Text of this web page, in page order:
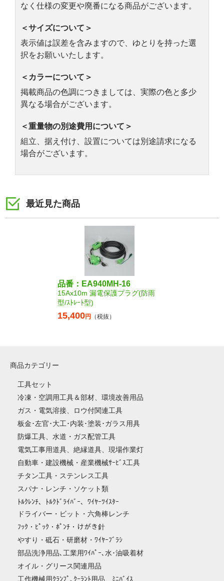
なく仕様の変更や廃番になる商品がございます。
＜サイズについて＞
表示値は誤差を含みますので、ゆとりを持った選
択をお願いいたします。
＜カラーについて＞
掲載商品の色調につきましては、実際の色と多少
異なる場合がございます。
＜重量物の別途費用について＞
組立、据え付け、設置については別途請求になる
場合がございます。
最近見た商品
品番：EA940MH-16
15Ax10m 漏電保護プラグ(防雨
型/ｽﾄﾚｰﾄ型)
15,400円 （税抜）
商品カテゴリー
工具セット
冷凍・空調用工具＆部材、環境改善用品
ガス・電気溶接、ロウ付関連工具
板金･左官･大工･内装･塗装･ガラス用具
防爆工具、水道・ガス配管工具
電気工事用道具、絶縁道具、現場作業灯
自動車・建設機械・産業機械ｻｰﾋﾞｽ工具
チタン工具・ステンレス工具
スパナ・レンチ・ソケット類
ﾄﾙｸﾚﾝﾁ、ﾄﾙｸﾄﾞﾗｲﾊﾞｰ、ﾜｲﾔｰﾂｲｽﾀｰ
ドライバー・ビット・六角棒レンチ
ﾌｯｸ・ﾋﾟｯｸ・ﾎﾟﾝﾁ・けがき針
やすり・砥石・研磨材・ﾜｲﾔｰﾌﾞﾗｼ
部品洗浄用品､工業用ﾜｲﾊﾟｰ､水･油吸着材
オイル・グリース関連用品
工作機械用ｸﾗﾝﾌﾟ､ｸｰﾗﾝﾄ用品、ﾐﾆﾊﾞｲｽ